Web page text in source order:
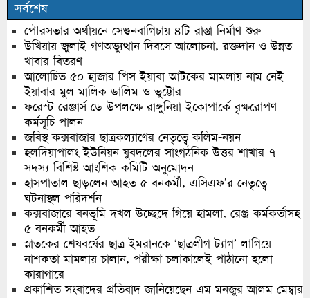
সর্বশেষ
পৌরসভার অর্থায়নে সেগুনবাগিচায় ৪টি রাস্তা নির্মাণ শুরু
উখিয়ায় জুলাই গণঅভ্যুত্থান দিবসে আলোচনা, রক্তদান ও উন্নত
খাবার বিতরণ
আলোচিত ৫০ হাজার পিস ইয়াবা আটকের মামলায় নাম নেই
ইয়াবার মুল মালিক ডালিম ও ভুট্টোর
ফরেস্ট রেঞ্জার্স ডে উপলক্ষে রাঙ্গুনিয়া ইকোপার্কে বৃক্ষরোপণ
কর্মসূচি পালন
জবিস্থ কক্সবাজার ছাত্রকল্যাণের নেতৃত্বে কলিম-নয়ন
হলদিয়াপালং ইউনিয়ন যুবদলের সাংগঠনিক উত্তর শাখার ৭
সদস্য বিশিষ্ট আংশিক কমিটি অনুমোদন
হাসপাতাল ছাড়লেন আহত ৫ বনকর্মী, এসিএফ’র নেতৃত্বে
ঘটনাস্থল পরিদর্শন
কক্সবাজারে বনভূমি দখল উচ্ছেদে গিয়ে হামলা, রেঞ্জ কর্মকর্তাসহ
৫ বনকর্মী আহত
স্নাতকের শেষবর্ষের ছাত্র ইমরানকে ‘ছাত্রলীগ ট্যাগ’ লাগিয়ে
নাশকতা মামলায় চালান, পরীক্ষা চলাকালেই পাঠানো হলো
কারাগারে
প্রকাশিত সংবাদের প্রতিবাদ জানিয়েছেন এম মনজুর আলম মেম্বার